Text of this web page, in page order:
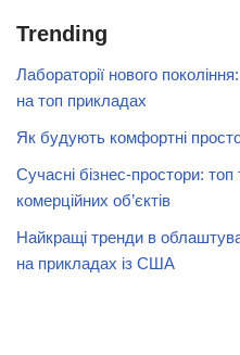
Trending
Лабораторії нового
на топ прикладах
Як будують комфортні
Сучасні бізнес-простори:
комерційних об’єктів
Найкращі тренди в
на прикладах із США